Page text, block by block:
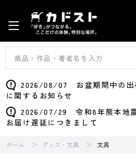
2026/08/07 お盆期間中の出
に関するお知らせ
2026/07/29 令和8年熊本地
お届け遅延につきまして
ホーム グッズ・文具 文具